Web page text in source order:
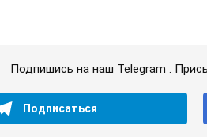
Подпишись на наш Telegram .
Подписаться